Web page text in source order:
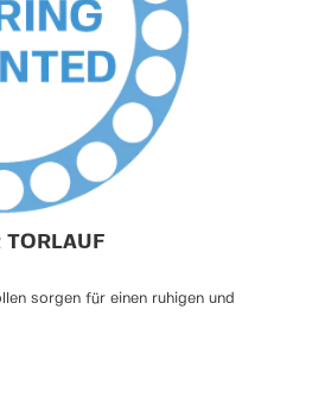
TORLAUF
sorgen für einen ruhigen und